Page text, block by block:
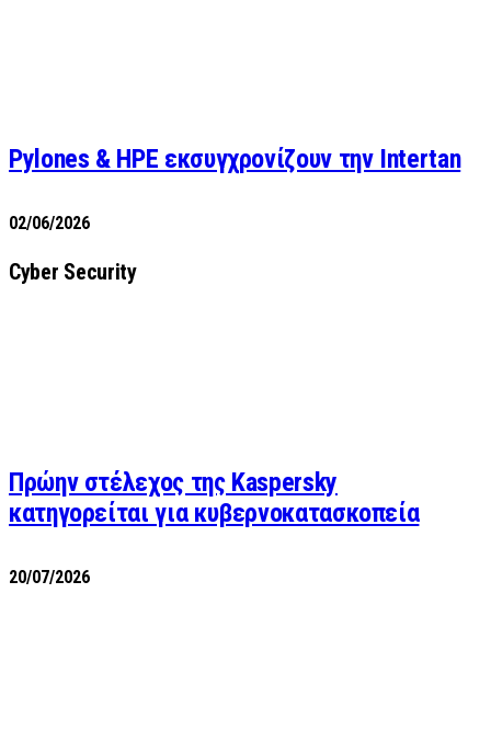
Pylones & HPE εκσυγχρονίζουν την Intertan
02/06/2026
Cyber Security
Πρώην στέλεχος της Kaspersky
κατηγορείται για κυβερνοκατασκοπεία
20/07/2026